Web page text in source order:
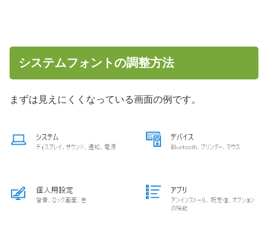
システムフォントの調整方法
まずは見えにくくなっている画面の例です。